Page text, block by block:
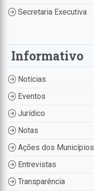
Secretaria Executiva
Informativo
Notícias
Eventos
Jurídico
Notas
Ações dos Municípios
Entrevistas
Transparência